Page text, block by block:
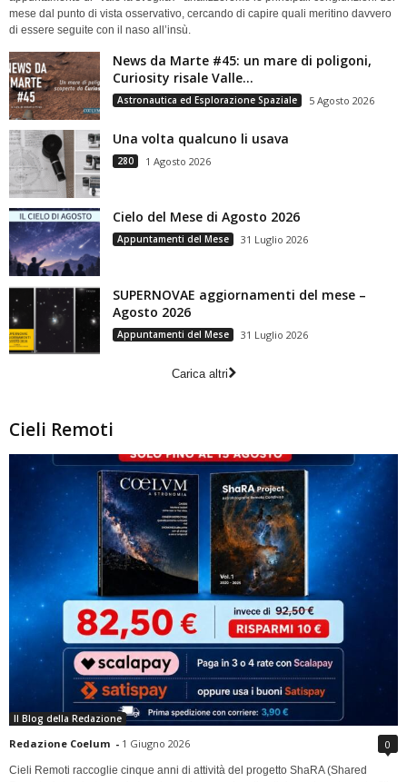
mese dal punto di vista osservativo, cercando di capire quali meritino davvero
di essere seguite con il naso all’insù.
News da Marte #45: un mare di poligoni,
Curiosity risale Valle...
Astronautica ed Esplorazione Spaziale 5 Agosto 2026
Una volta qualcuno li usava
280 1 Agosto 2026
Cielo del Mese di Agosto 2026
Appuntamenti del Mese 31 Luglio 2026
SUPERNOVAE aggiornamenti del mese –
Agosto 2026
Appuntamenti del Mese 31 Luglio 2026
Carica altri
Cieli Remoti
Il Blog della Redazione
Redazione Coelum - 1 Giugno 2026 0
Cieli Remoti raccoglie cinque anni di attività del progetto ShaRA (Shared